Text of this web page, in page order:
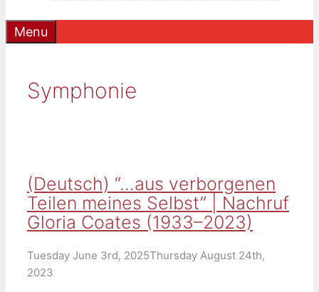
Menu
Symphonie
(Deutsch) “…aus verborgenen
Teilen meines Selbst” | Nachruf
Gloria Coates (1933–2023)
Tuesday June 3rd, 2025Thursday August 24th,
2023